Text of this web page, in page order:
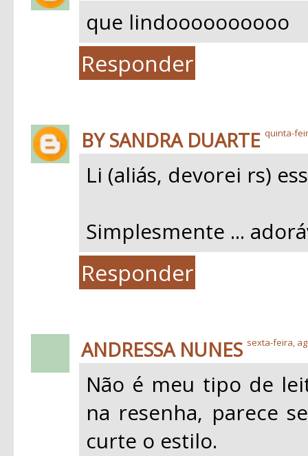
que lindoooooooooo
Responder
BY SANDRA DUARTE quinta-
Li (aliás, devorei rs)
Simplesmente ...
Responder
ANDRESSA NUNES sexta-feira,
Não é meu tipo de
na resenha, parece
curte o estilo.